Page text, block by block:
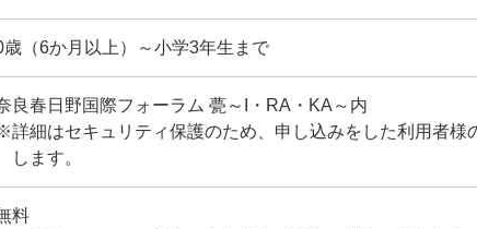
歳（6か月以上）～小学3年生まで
良春日野国際フォーラム 甍～I・RA・KA～内
詳細はセキュリティ保護のため、申し込みをした利用者様
します。
料